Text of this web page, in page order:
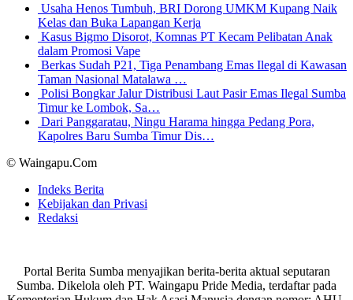
Usaha Henos Tumbuh, BRI Dorong UMKM Kupang Naik
Kelas dan Buka Lapangan Kerja
Kasus Bigmo Disorot, Komnas PT Kecam Pelibatan Anak
dalam Promosi Vape
Berkas Sudah P21, Tiga Penambang Emas Ilegal di Kawasan
Taman Nasional Matalawa …
Polisi Bongkar Jalur Distribusi Laut Pasir Emas Ilegal Sumba
Timur ke Lombok, Sa…
Dari Panggaratau, Ningu Harama hingga Pedang Pora,
Kapolres Baru Sumba Timur Dis…
© Waingapu.Com
Indeks Berita
Kebijakan dan Privasi
Redaksi
Portal Berita Sumba menyajikan berita-berita aktual seputaran
Sumba. Dikelola oleh PT. Waingapu Pride Media, terdaftar pada